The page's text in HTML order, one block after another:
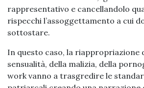
rappresentativo e cancellandolo
rispecchi l’assoggettamento a cui
sottostare.
In questo caso, la riappropriazione
sensualità, della malizia, della
work vanno a trasgredire le